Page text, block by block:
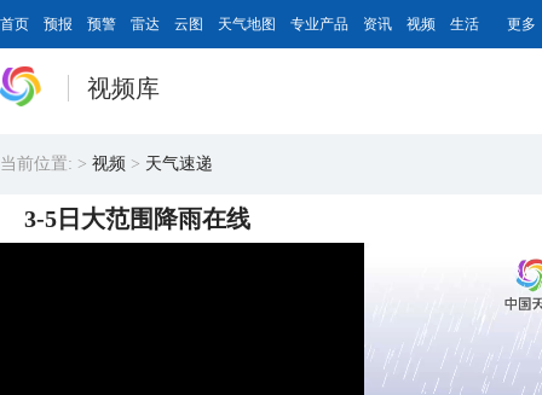
首页 预报 预警 雷达 云图 天气地图 专业产品 资讯 视频 生活 更多
视频库
当前位置: > 视频 > 天气速递
3-5日大范围降雨在线